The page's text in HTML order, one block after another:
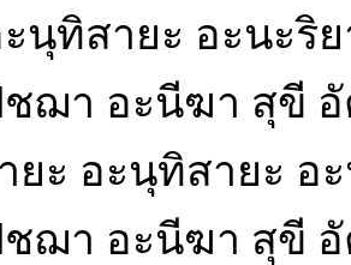
นุทิสายะ อะนะริย
ฌา อะนีฆา สุขี อั
ะ อะนุทิสายะ อะ
ฌา อะนีฆา สุขี อั